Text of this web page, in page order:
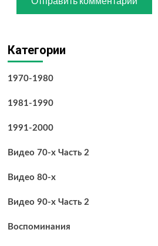
Категории
1970-1980
1981-1990
1991-2000
Видео 70-х Часть 2
Видео 80-х
Видео 90-х Часть 2
Воспоминания